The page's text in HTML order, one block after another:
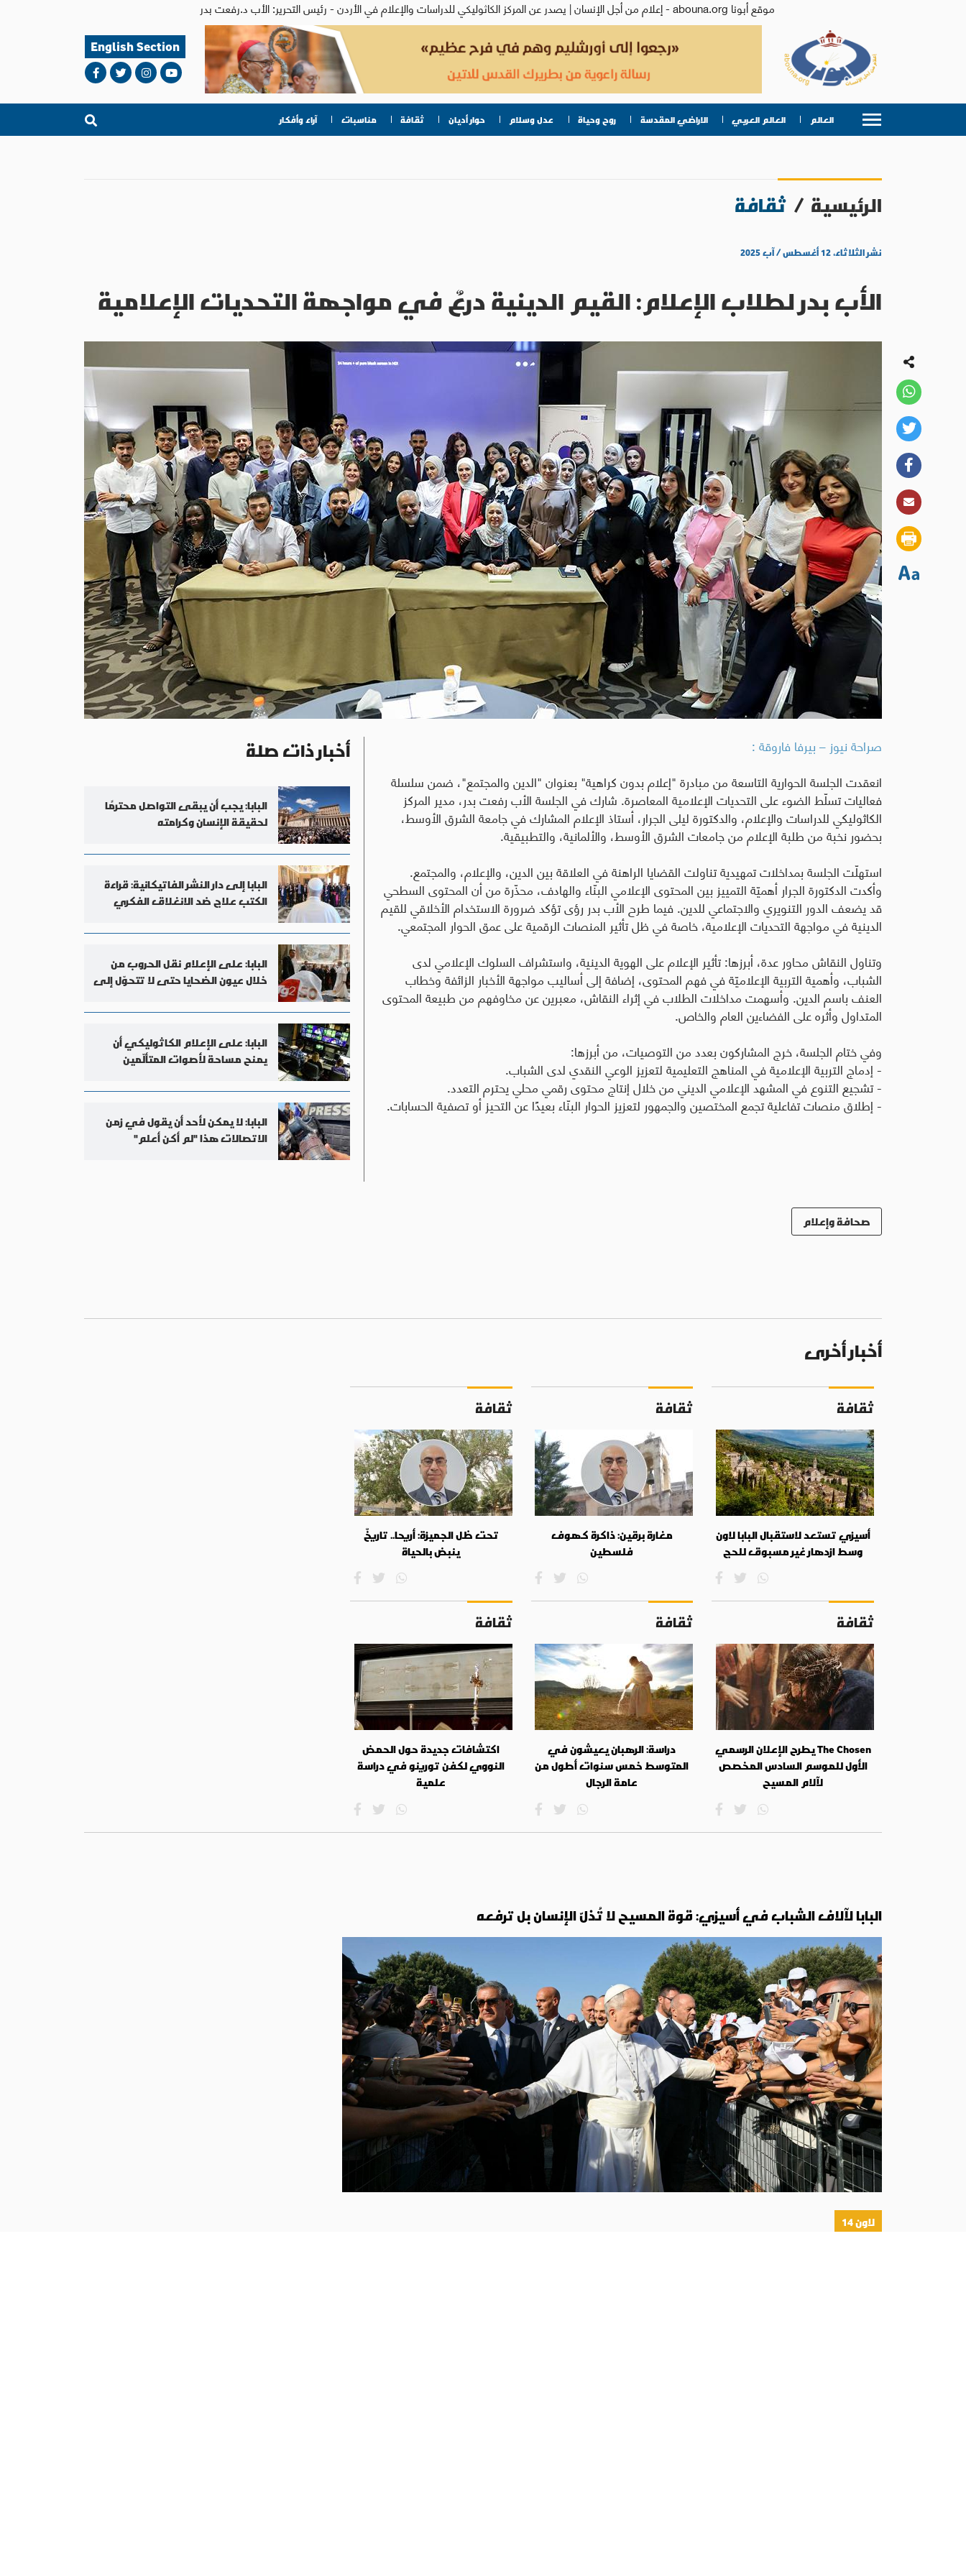
موقع أبونا abouna.org - إعلام من أجل الإنسان | يصدر عن المركز الكاثوليكي للدراسات والإعلام في الأردن - رئيس التحرير: الأب د.رفعت بدر
English Section
العالم العالم العربي الاراضي المقدسة روح وحياة عدل وسلام حوار أديان ثقافة مناسبات آراء وأفكار
الرئيسية / ثقافة
نشر الثلاثاء، ١٢ أغسطس / آب ٢٠٢٥
الأب بدر لطلاب الإعلام: القيم الدينية درعٌ في مواجهة التحديات الإعلامية
صراحة نيوز – بيرفا فاروقة :
انعقدت الجلسة الحوارية التاسعة من مبادرة "إعلام بدون كراهية" بعنوان "الدين والمجتمع"، ضمن سلسلة
فعاليات تسلّط الضوء على التحديات الإعلامية المعاصرة. شارك في الجلسة الأب رفعت بدر، مدير المركز
الكاثوليكي للدراسات والإعلام، والدكتورة ليلى الجرار، أستاذ الإعلام المشارك في جامعة الشرق الأوسط،
بحضور نخبة من طلبة الإعلام من جامعات الشرق الأوسط، والألمانية، والتطبيقية.
استهلّت الجلسة بمداخلات تمهيدية تناولت القضايا الراهنة في العلاقة بين الدين، والإعلام، والمجتمع.
وأكدت الدكتورة الجرار أهميّة التمييز بين المحتوى الإعلامي البنّاء والهادف، محذّرة من أن المحتوى السطحي
قد يضعف الدور التنويري والاجتماعي للدين. فيما طرح الأب بدر رؤى تؤكد ضرورة الاستخدام الأخلاقي للقيم
الدينية في مواجهة التحديات الإعلامية، خاصة في ظل تأثير المنصات الرقمية على عمق الحوار المجتمعي.
وتناول النقاش محاور عدة، أبرزها: تأثير الإعلام على الهوية الدينية، واستشراف السلوك الإعلامي لدى
الشباب، وأهمية التربية الإعلاميّة في فهم المحتوى، إضافة إلى أساليب مواجهة الأخبار الزائفة وخطاب
العنف باسم الدين. وأسهمت مداخلات الطلاب في إثراء النقاش، معبرين عن مخاوفهم من طبيعة المحتوى
المتداول وأثره على الفضاءين العام والخاص.
وفي ختام الجلسة، خرج المشاركون بعدد من التوصيات، من أبرزها:
- إدماج التربية الإعلامية في المناهج التعليمية لتعزيز الوعي النقدي لدى الشباب.
- تشجيع التنوع في المشهد الإعلامي الديني من خلال إنتاج محتوى رقمي محلي يحترم التعدد.
- إطلاق منصات تفاعلية تجمع المختصين والجمهور لتعزيز الحوار البنّاء بعيدًا عن التحيز أو تصفية الحسابات.
صحافة وإعلام
أخبار ذات صلة
البابا: يجب أن يبقى التواصل محترمًا
لحقيقة الإنسان وكرامته
البابا إلى دار النشر الفاتيكانية: قراءة
الكتب علاج ضد الانغلاق الفكري
البابا: على الإعلام نقل الحروب من
خلال عيون الضحايا حتى لا تتحوّل إلى
البابا: على الإعلام الكاثوليكي أن
يمنح مساحة لأصوات المتألّمين
البابا: لا يمكن لأحد أن يقول في زمن
الاتصالات هذا "لم أكن أعلم"
أخبار أخرى
ثقافة
أسيزي تستعد لاستقبال البابا لاون
وسط ازدهار غير مسبوق للحج
ثقافة
مغارة برقين: ذاكرة كهوف
فلسطين
ثقافة
تحت ظل الجميزة: أريحا.. تاريخٌ
ينبض بالحياة
ثقافة
The Chosen يطرح الإعلان الرسمي
الأول للموسم السادس المخصص
لآلام المسيح
ثقافة
دراسة: الرهبان يعيشون في
المتوسط خمس سنوات أطول من
عامة الرجال
ثقافة
اكتشافات جديدة حول الحمض
النووي لكفن تورينو في دراسة
علمية
البابا لآلاف الشباب في أسيزي: قوة المسيح لا تُذلّ الإنسان بل ترفعه
لاون 14